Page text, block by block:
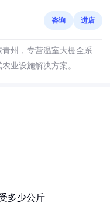
咨询 进店
州，专营温室大棚全系
业设施解决方案。
多少公斤